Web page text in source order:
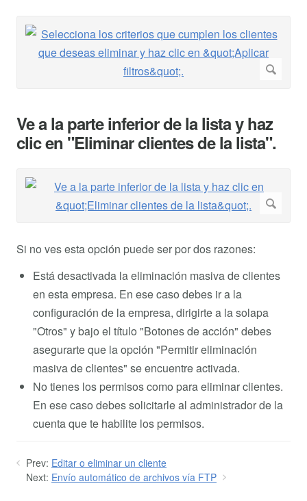
Ve a la parte inferior de la lista y haz
clic en "Eliminar clientes de la lista".
Si no ves esta opción puede ser por dos razones:
Está desactivada la eliminación masiva de clientes
en esta empresa. En ese caso debes ir a la
configuración de la empresa, dirigirte a la solapa
"Otros" y bajo el título "Botones de acción" debes
asegurarte que la opción "Permitir eliminación
masiva de clientes" se encuentre activada.
No tienes los permisos como para eliminar clientes.
En ese caso debes solicitarle al administrador de la
cuenta que te habilite los permisos.
Prev: Editar o eliminar un cliente
Next: Envío automático de archivos vía FTP